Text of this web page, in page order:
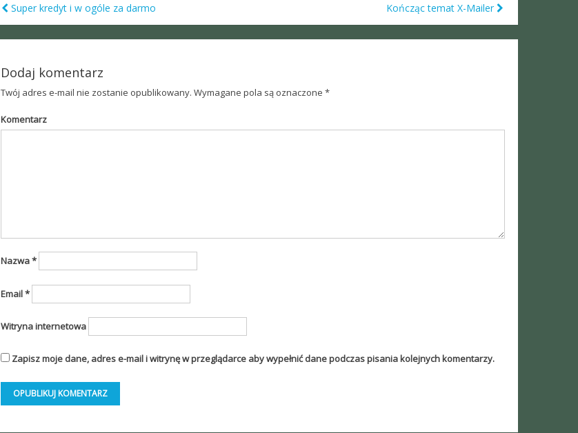
Post
Super kredyt i w ogóle za darmo Kończąc temat X-Mailer
Dodaj komentarz
Twój adres e-mail nie zostanie opublikowany. Wymagane pola są oznaczone *
Komentarz
Nazwa*
Email*
Witryna internetowa
Zapisz moje dane, adres e-mail i witrynę w przeglądarce aby wypełnić dane podczas pisania kolejnych komentarzy.